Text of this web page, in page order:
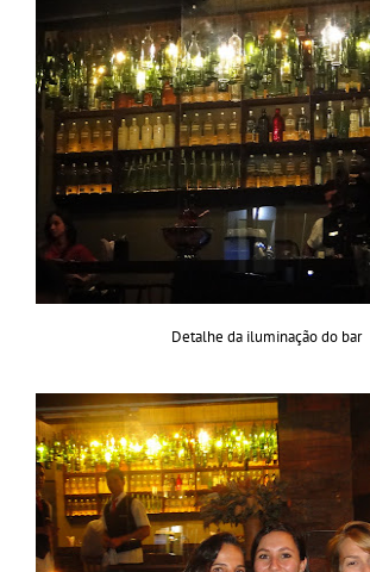
Detalhe da iluminação do bar